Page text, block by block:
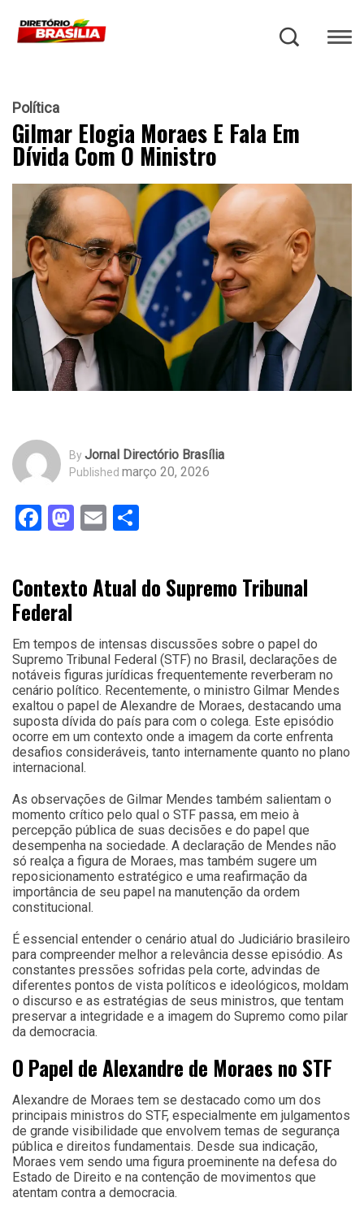
Política
Gilmar Elogia Moraes E Fala Em
Dívida Com O Ministro
ByJornal Directório Brasília
Published março 20, 2026
Facebook
Mastodon
Email
Contexto Atual do Supremo Tribunal
Federal
Em tempos de intensas discussões sobre o papel do
Supremo Tribunal Federal (STF) no Brasil, declarações de
notáveis figuras jurídicas frequentemente reverberam no
cenário político. Recentemente, o ministro Gilmar Mendes
exaltou o papel de Alexandre de Moraes, destacando uma
suposta dívida do país para com o colega. Este episódio
ocorre em um contexto onde a imagem da corte enfrenta
desafios consideráveis, tanto internamente quanto no plano
internacional.
As observações de Gilmar Mendes também salientam o
momento crítico pelo qual o STF passa, em meio à
percepção pública de suas decisões e do papel que
desempenha na sociedade. A declaração de Mendes não
só realça a figura de Moraes, mas também sugere um
reposicionamento estratégico e uma reafirmação da
importância de seu papel na manutenção da ordem
constitucional.
É essencial entender o cenário atual do Judiciário brasileiro
para compreender melhor a relevância desse episódio. As
constantes pressões sofridas pela corte, advindas de
diferentes pontos de vista políticos e ideológicos, moldam
o discurso e as estratégias de seus ministros, que tentam
preservar a integridade e a imagem do Supremo como pilar
da democracia.
O Papel de Alexandre de Moraes no STF
Alexandre de Moraes tem se destacado como um dos
principais ministros do STF, especialmente em julgamentos
de grande visibilidade que envolvem temas de segurança
pública e direitos fundamentais. Desde sua indicação,
Moraes vem sendo uma figura proeminente na defesa do
Estado de Direito e na contenção de movimentos que
atentam contra a democracia.